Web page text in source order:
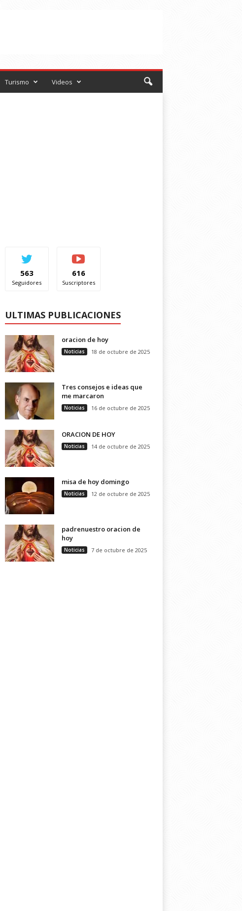
Turismo Videos
563
Seguidores
616
Suscriptores
ULTIMAS PUBLICACIONES
oracion de hoy
Noticias 18 de octubre de 2025
Tres consejos e ideas que
me marcaron
Noticias 16 de octubre de 2025
ORACION DE HOY
Noticias 14 de octubre de 2025
misa de hoy domingo
Noticias 12 de octubre de 2025
padrenuestro oracion de
hoy
Noticias 7 de octubre de 2025